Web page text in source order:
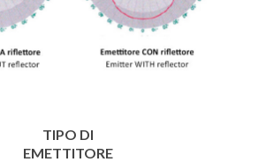
TIPO DI
EMETTITORE